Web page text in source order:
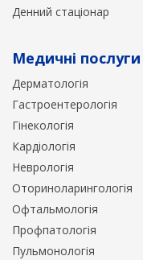
Денний стаціонар
Медичні послуги
Дерматологія
Гастроентерологія
Гінекологія
Кардіологія
Неврологія
Оториноларингологія
Офтальмологія
Профпатологія
Пульмонологія